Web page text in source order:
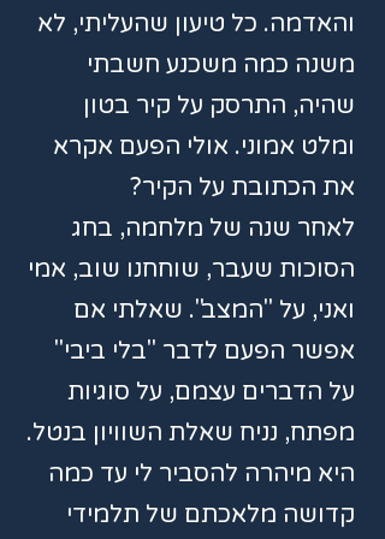
והאדמה. כל טיעון שהעליתי, לא
משנה כמה משכנע חשבתי
שהיה, התרסק על קיר בטון
ומלט אמוני. אולי הפעם אקרא
את הכתובת על הקיר?
לאחר שנה של מלחמה, בחג
הסוכות שעבר, שוחחנו שוב, אמי
ואני, על "המצב". שאלתי אם
אפשר הפעם לדבר "בלי ביבי"
על הדברים עצמם, על סוגיות
מפתח, נניח שאלת השוויון בנטל.
היא מיהרה להסביר לי עד כמה
קדושה מלאכתם של תלמידי